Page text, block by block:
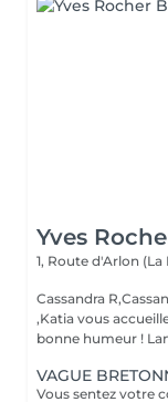
Yves
1, Route d'Arlon (La
Cassandra
,Katia vous
VAGUE